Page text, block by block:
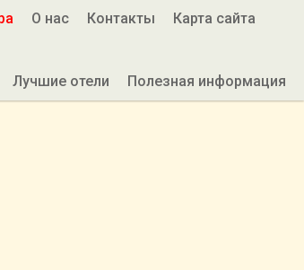
О нас Контакты Карта сайта
Лучшие отели Полезная информация